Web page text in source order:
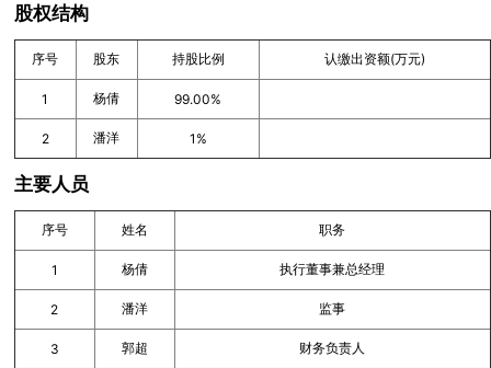
股权结构
序号 股东 持股比例 认缴出资额(万元)
1 杨倩 99.00%
2 潘洋 1%
主要人员
序号 姓名 职务
1 杨倩 执行董事兼总经理
2 潘洋 监事
3 郭超 财务负责人